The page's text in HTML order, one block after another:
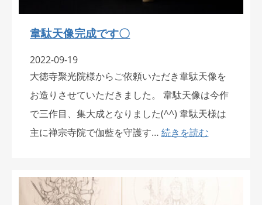
韋駄天像完成です〇
2022-09-19
大徳寺聚光院様からご依頼いただき韋駄天像を
お造りさせていただきました。 韋駄天像は今作
で三作目、集大成となりました(^^) 韋駄天様は
主に禅宗寺院で伽藍を守護す…続きを読む